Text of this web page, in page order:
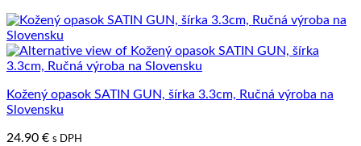
Kožený opasok SATIN GUN, šírka 3.3cm, Ručná výroba na
Slovensku
24.90 € s DPH